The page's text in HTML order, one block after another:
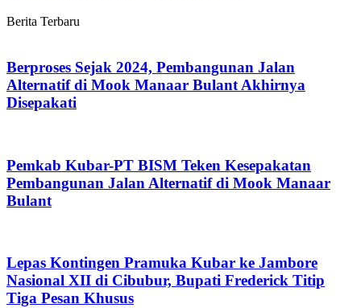
Berita Terbaru
Berproses Sejak 2024, Pembangunan Jalan
Alternatif di Mook Manaar Bulant Akhirnya
Disepakati
Pemkab Kubar-PT BISM Teken Kesepakatan
Pembangunan Jalan Alternatif di Mook Manaar
Bulant
Lepas Kontingen Pramuka Kubar ke Jambore
Nasional XII di Cibubur, Bupati Frederick Titip
Tiga Pesan Khusus